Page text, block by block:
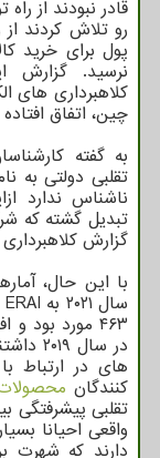
قادر نبودند از
رو تلاش کردند
پول برای خرید
نرسید. گزارش
کلاهبرداری های
چین، اتفاق
به گفته
تبدیل گشته که
گزارش
با این حال،
های در ارتباط
کنندگان
تقلبی پیشرفتگی
واقعی احیانا
دارند که